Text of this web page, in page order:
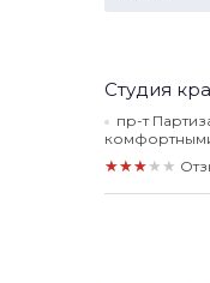
Студия
пр-т
★★★★★